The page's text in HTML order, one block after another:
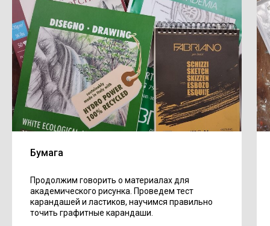
Бумага
Продолжим говорить о материалах для
академического рисунка. Проведем тест
карандашей и ластиков, научимся правильно
точить графитные карандаши.